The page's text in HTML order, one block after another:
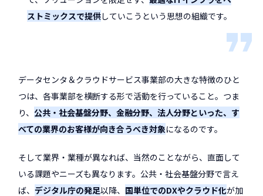
ストミックスで提供していこうという思想の組織です。
データセンタ＆クラウドサービス事業部の大きな特徴のひと
つは、各事業部を横断する形で活動を行っていること。つま
り、公共・社会基盤分野、金融分野、法人分野といった、す
べての業界のお客様が向き合うべき対象になるのです。
そして業界・業種が異なれば、当然のことながら、直面して
いる課題やニーズも異なります。公共・社会基盤分野で言え
ば、デジタル庁の発足以降、 国単位でのDXやクラウド化が加